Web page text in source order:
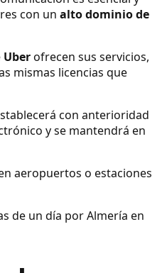
con un alto dominio de
Uberofrecen sus servicios,
mismas licencias que
con anterioridad
y se mantendrá en
aeropuertos o estaciones
de un día por Almería en